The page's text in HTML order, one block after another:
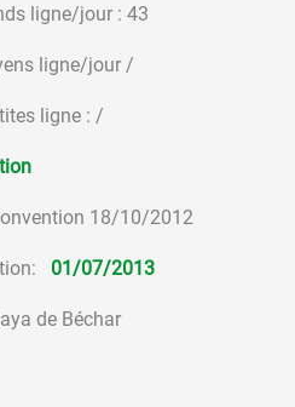
ligne/jour : 43
ligne/jour /
ligne : /
18/10/2012
01/07/2013
de Béchar